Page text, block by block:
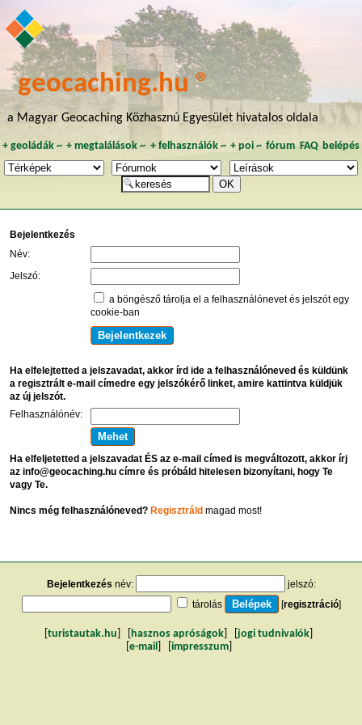
geocaching.hu ®
a Magyar Geocaching Közhasznú Egyesület hivatalos oldala
+ geoládák~ +megtalálások ~ + felhasználók~ + poi~ fórum FAQ belépés
Bejelentkezés
Név:
Jelszó:
a böngésző tárolja el a felhasználónevet és jelszót egy
cookie-ban
Ha elfelejtetted a jelszavadat, akkor írd ide a felhasználóneved és küldünk
a regisztrált e-mail címedre egy jelszókérő linket, amire kattintva küldjük
az új jelszót.
Felhasználónév:
Ha elfeljetetted a jelszavadat ÉS az e-mail címed is megváltozott, akkor írj
az info@geocaching.hu címre és próbáld hitelesen bizonyítani, hogy Te
vagy Te.
Nincs még felhasználóneved? Regisztráldmagad most!
Bejelentkezés név:
jelszó:
tárolás
[regisztráció]
turistautak.hu hasznos apróságok jogi tudnivalók
e-mail impresszum]